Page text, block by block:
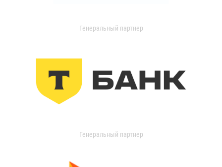
Генеральный партнер
Генеральный партнер